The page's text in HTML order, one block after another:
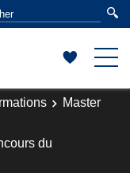
Master
du